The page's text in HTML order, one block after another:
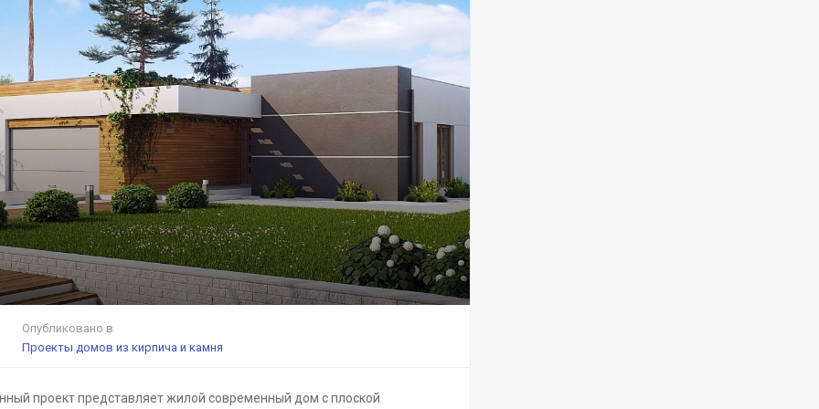
Опубликовано в
Проекты домов из кирпича и камня
проект представляет жилой современный дом с плоской